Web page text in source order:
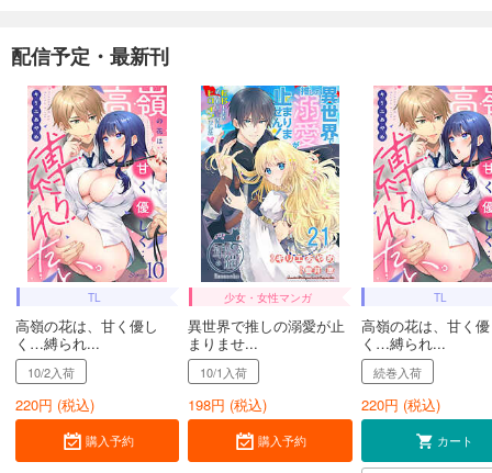
配信予定・最新刊
TL
高嶺の花は、甘く優し
く…縛られ...
10/2入荷
220円 (税込)
購入予約
少女・女性マンガ
異世界で推しの溺愛が止
まりませ...
10/1入荷
198円 (税込)
購入予約
TL
高嶺の花は、甘く
く…縛られ...
続巻入荷
220円 (税込)
カート